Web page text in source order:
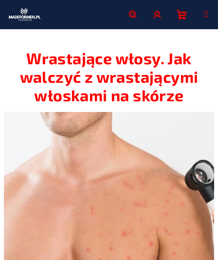
SzukajZaloguj
się
Koszyk
Wrastające włosy. Jak
walczyć z wrastającymi
włoskami na skórze